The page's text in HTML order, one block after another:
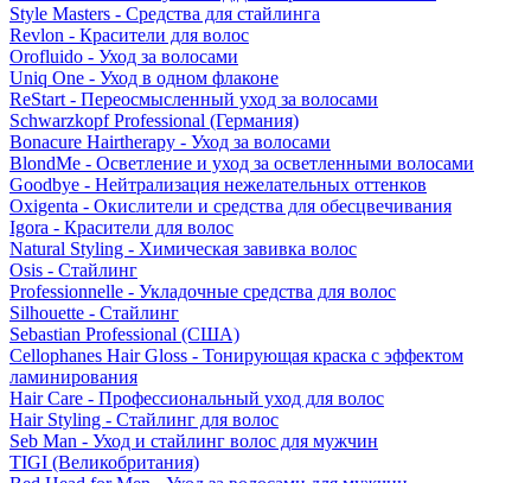
Style Masters - Средства для стайлинга
Revlon - Красители для волос
Orofluido - Уход за волосами
Uniq One - Уход в одном флаконе
ReStart - Переосмысленный уход за волосами
Schwarzkopf Professional (Германия)
Bonacure Hairtherapy - Уход за волосами
BlondMe - Осветление и уход за осветленными волосами
Goodbye - Нейтрализация нежелательных оттенков
Oxigenta - Окислители и средства для обесцвечивания
Igora - Красители для волос
Natural Styling - Химическая завивка волос
Osis - Стайлинг
Professionnelle - Укладочные средства для волос
Silhouette - Стайлинг
Sebastian Professional (США)
Cellophanes Hair Gloss - Тонирующая краска с эффектом
ламинирования
Hair Care - Профессиональный уход для волос
Hair Styling - Стайлинг для волос
Seb Man - Уход и стайлинг волос для мужчин
TIGI (Великобритания)